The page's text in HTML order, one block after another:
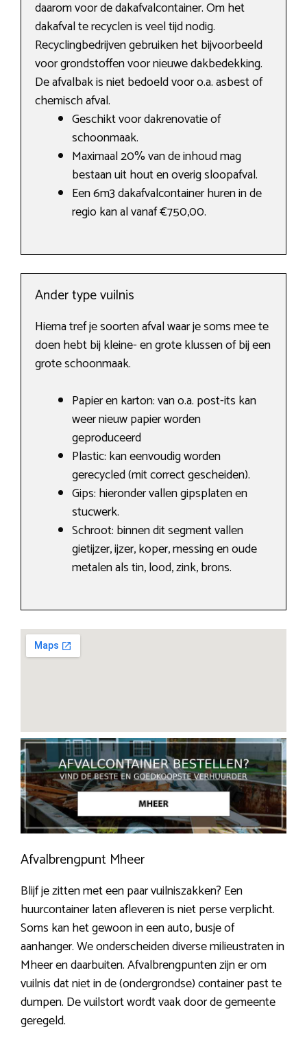
daarom voor de dakafvalcontainer. Om het
dakafval te recyclen is veel tijd nodig.
Recyclingbedrijven gebruiken het bijvoorbeeld
voor grondstoffen voor nieuwe dakbedekking.
De afvalbak is niet bedoeld voor o.a. asbest of
chemisch afval.
Geschikt voor dakrenovatie of
schoonmaak.
Maximaal 20% van de inhoud mag
bestaan uit hout en overig sloopafval.
Een 6m3 dakafvalcontainer huren in de
regio kan al vanaf €750,00.
Ander type vuilnis
Hierna tref je soorten afval waar je soms mee te
doen hebt bij kleine- en grote klussen of bij een
grote schoonmaak.
Papier en karton: van o.a. post-its kan
weer nieuw papier worden
geproduceerd
Plastic: kan eenvoudig worden
gerecycled (mit correct gescheiden).
Gips: hieronder vallen gipsplaten en
stucwerk.
Schroot: binnen dit segment vallen
gietijzer, ijzer, koper, messing en oude
metalen als tin, lood, zink, brons.
Afvalbrengpunt Mheer
Blijf je zitten met een paar vuilniszakken? Een
huurcontainer laten afleveren is niet perse verplicht.
Soms kan het gewoon in een auto, busje of
aanhanger. We onderscheiden diverse milieustraten in
Mheer en daarbuiten. Afvalbrengpunten zijn er om
vuilnis dat niet in de (ondergrondse) container past te
dumpen. De vuilstort wordt vaak door de gemeente
geregeld.